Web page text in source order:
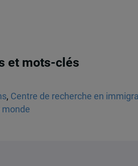
et mots-clés
, Centre de recherche en
monde